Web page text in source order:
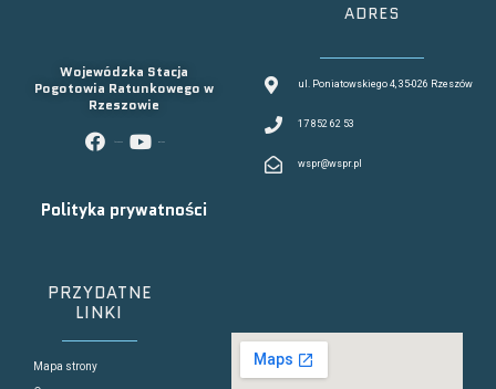
Wojewódzka Stacja
Pogotowia Ratunkowego w
Rzeszowie
Polityka prywatności
ADRES
ul. Poniatowskiego 4, 35-026 Rzeszów
17 852 62 53
wspr@wspr.pl
PRZYDATNE
LINKI
Mapa strony